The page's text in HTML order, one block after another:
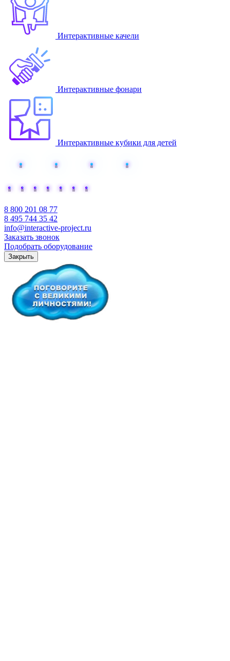
Интерактивные качели
Интерактивные фонари
Интерактивные кубики для детей
8 800 201 08 77
8 495 744 35 42
info@interactive-project.ru
Заказать звонок
Подобрать оборудование
Закрыть